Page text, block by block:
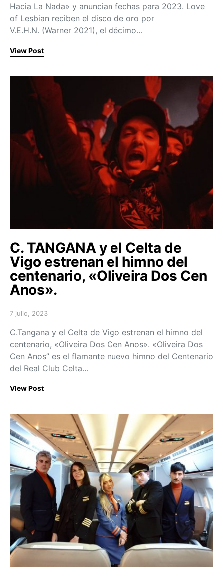
Hacia La Nada» y anuncian fechas para 2023. Love
of Lesbian reciben el disco de oro por
V.E.H.N. (Warner 2021), el décimo…
View Post
C. TANGANA y el Celta de
Vigo estrenan el himno del
centenario, «Oliveira Dos Cen
Anos».
Posted on
7 julio, 2023
C.Tangana y el Celta de Vigo estrenan el himno del
centenario, «Oliveira Dos Cen Anos». «Oliveira Dos
Cen Anos” es el flamante nuevo himno del Centenario
del Real Club Celta…
View Post